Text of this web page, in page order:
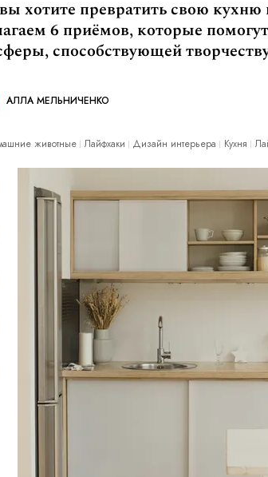
хотите превратить свою
6 приёмов, которые
способствующей
АЛЛА МЕЛЬНИЧЕНКО
животные Лайфхаки Дизайн интерьера Кухня